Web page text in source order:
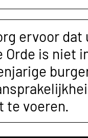
ervoor
Orde is niet
te voeren.